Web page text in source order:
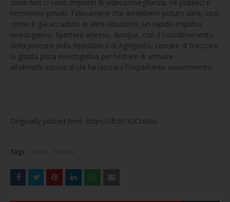
zona non ci sono impianti di videosorveglianza, né pubblici e
nemmeno privati. Telecamere che avrebbero potuto dare, così
come è già accaduto in altre situazioni, un rapido impulso
investigativo. Spetterà adesso, dunque, con il coordinamento
della procura della Repubblica di Agrigento, cercare di tracciare
la giusta pista investigativa per tentare di arrivare
all'identificazione di chi ha lasciato l'inquietante avvertimento.
Originally posted here: https://ift.tt/3GCtdMu
Tags: